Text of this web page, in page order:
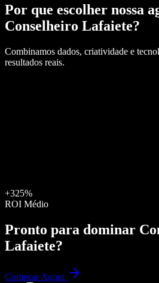
Por que escolher nossa
Conselheiro Lafaiete?
Combinamos dados, criatividade e
resultados reais.
+325%
ROI Médio
Pronto para dominar
Lafaiete?
Começar Agora